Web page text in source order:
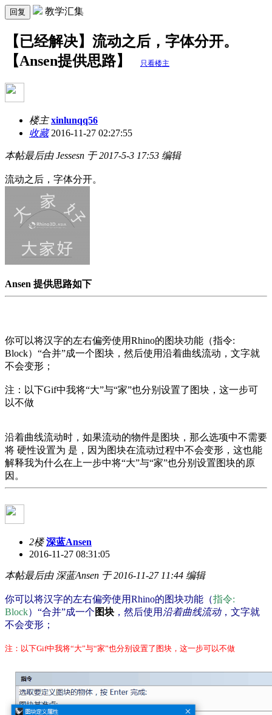
回复 教学汇集
【已经解决】流动之后，字体分开。
【Ansen提供思路】
只看楼主
楼主 xinlunqq56
收藏2016-11-27 02:27:55
本帖最后由 Jessesn 于 2017-5-3 17:53 编辑
流动之后，字体分开。
Ansen 提供思路如下
你可以将汉字的左右偏旁使用Rhino的图块功能（指令:
Block）“合并”成一个图块，然后使用沿着曲线流动，文字就
不会变形；
注：以下Gif中我将“大”与“家”也分别设置了图块，这一步可
以不做
沿着曲线流动时，如果流动的物件是图块，那么选项中不需要
将 硬性设置为 是，因为图块在流动过程中不会变形，这也能
解释我为什么在上一步中将“大”与“家”也分别设置图块的原
因。
2楼 深蓝Ansen
2016-11-27 08:31:05
本帖最后由 深蓝Ansen 于 2016-11-27 11:44 编辑
你可以将汉字的左右偏旁使用Rhino的图块功能（指令:
Block）“合并”成一个 图块 ，然后使用 沿着曲线流动，文字就
不会变形；
注：以下Gif中我将“大”与“家”也分别设置了图块，这一步可以不做